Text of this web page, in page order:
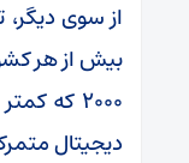
از سوی دیگر،
بیش از هر
۲۰۰۰ که
دیجیتال